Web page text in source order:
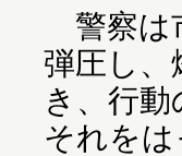
警察は
弾圧し
き、行
それを